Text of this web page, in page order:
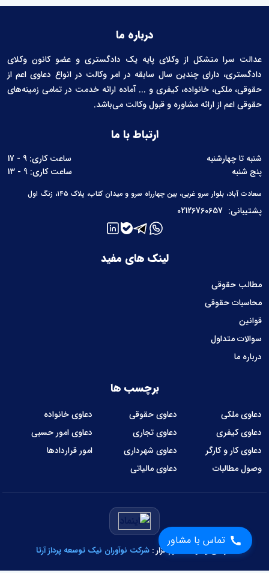
تماس با مشاور
درباره ما
عدالت سرا متشکل از وکلای پایه یک دادگستری و عضو کانون وکلای
دادگستری، دارای چندین سال سابقه در امر وکالت در انواع دعاوی اعم از
حقوقی، ملکی، خانواده، کیفری و ... آماده ارائه خدمت در تمامی زمینه‌های
حقوقی اعم از ارائه مشاوره و قبول وکالت می‌باشد.
لینک های مفید
مطالب حقوقی
محاسبات حقوقی
قوانین
سوالات متداول
درباره ما
برچسب ها
دعاوی ملکی دعاوی حقوقی
دعاوی خانواده
دعاوی کیفری
دعاوی تجاری
دعاوی امور حسبی
دعاوی کار و کارگر
دعاوی شهرداری
امور قراردادها
وصول مطالبات
دعاوی مالیاتی
ارتباط با ما
شنبه تا چهارشنبه
ساعت کاری: 9 - 17
پنج شنبه
ساعت کاری: 9 - 13
سعادت آباد، بلوار سرو غربی، بین چهارراه سرو و میدان کتاب، پلاک ۱۴۵، زنگ اول
پشتیبانی: 02126760657
طراحی و توسعه نرم‌افزار : شرکت نوآوران نیک توسعه پرداز آرتا